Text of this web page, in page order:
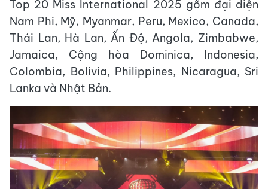
Top 20 Miss International 2025 gồm đại diện
Nam Phi, Mỹ, Myanmar, Peru, Mexico, Canada,
Thái Lan, Hà Lan, Ấn Độ, Angola, Zimbabwe,
Jamaica, Cộng hòa Dominica, Indonesia,
Colombia, Bolivia, Philippines, Nicaragua, Sri
Lanka và Nhật Bản.